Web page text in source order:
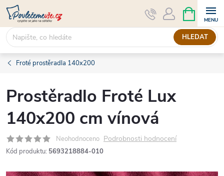
Přejít
obsah
HLEDAT
NÁKUPNÍ
KOŠÍK
Froté prostěradla 140x200
Prostěradlo Froté Lux
140x200 cm vínová
Neohodnoceno Podrobnosti hodnocení
Kód produktu: 5693218884-010